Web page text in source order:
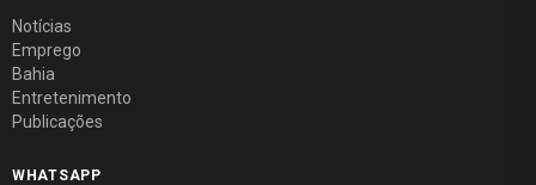
Notícias
Emprego
Bahia
Entretenimento
Publicações
WHATSAPP